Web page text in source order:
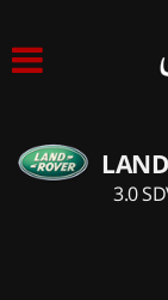
ACQUISTIAMO USATO
3.0